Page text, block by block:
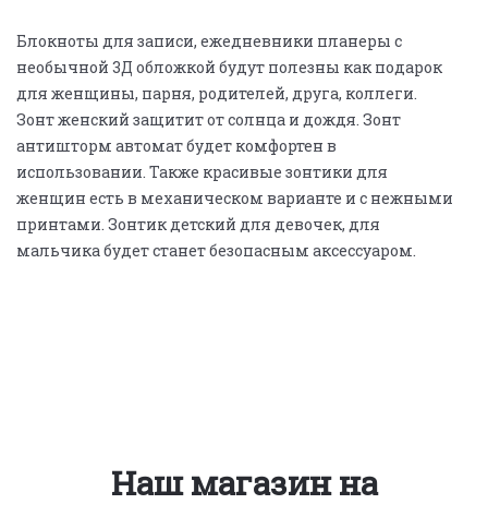
Блокноты для записи, ежедневники планеры с
необычной 3Д обложкой будут полезны как подарок
для женщины, парня, родителей, друга, коллеги.
Зонт женский защитит от солнца и дождя. Зонт
антишторм автомат будет комфортен в
использовании. Также красивые зонтики для
женщин есть в механическом варианте и с нежными
принтами. Зонтик детский для девочек, для
мальчика будет станет безопасным аксессуаром.
Наш магазин на